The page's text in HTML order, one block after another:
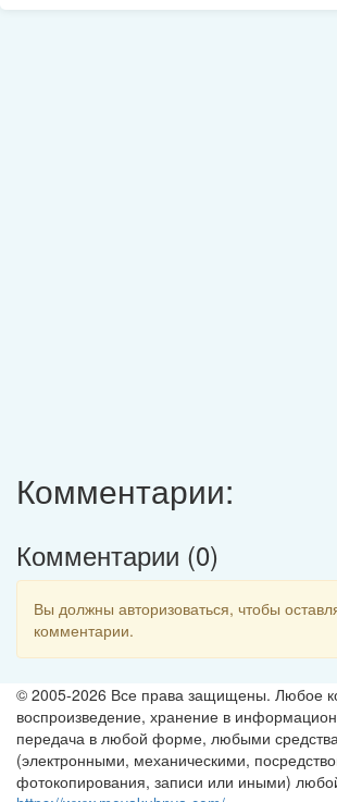
Комментарии:
Комментарии (0)
Вы должны авторизоваться, чтобы
комментарии.
© 2005-2026 Все права защищены. Любое
воспроизведение, хранение в
передача в любой форме, любыми
(электронными, механическими,
фотокопирования, записи или иными)